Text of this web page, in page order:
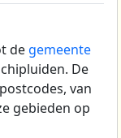
de gemeente
De
van
gebieden op